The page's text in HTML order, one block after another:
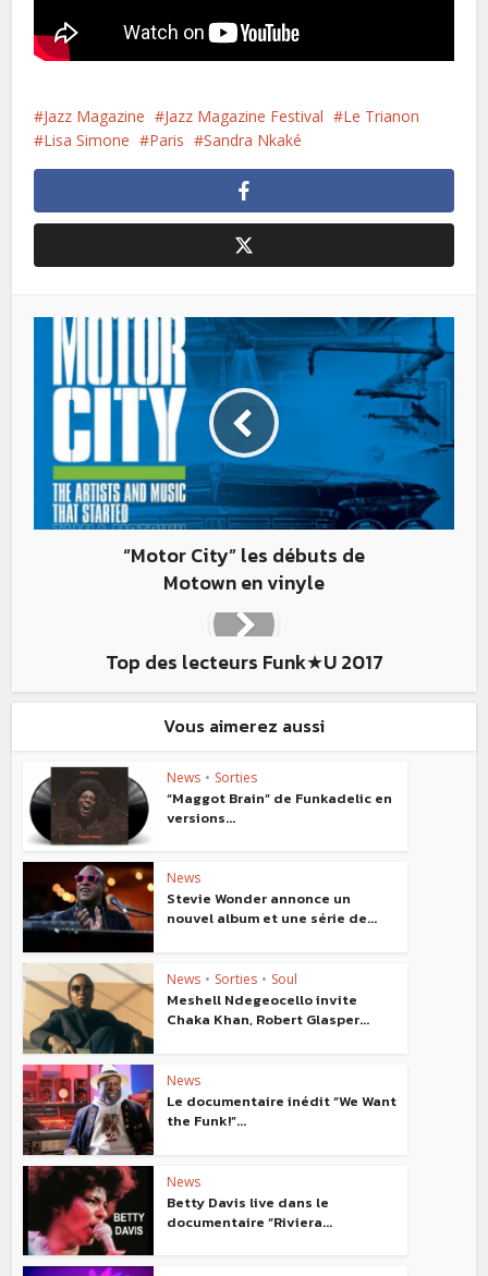
Jazz Magazine Jazz Magazine Festival
Le Trianon
Lisa Simone
Paris Sandra Nkaké
“Motor City” les débuts de
Motown en vinyle
Top des lecteurs Funk★U 2017
Vous aimerez aussi
News • Sorties
“Maggot Brain” de Funkadelic en
versions...
News
Stevie Wonder annonce un
nouvel album et une série de...
News • Sorties • Soul
Meshell Ndegeocello invite
Chaka Khan, Robert Glasper...
News
Le documentaire inédit “We Want
the Funk!”...
News
Betty Davis live dans le
documentaire “Riviera...